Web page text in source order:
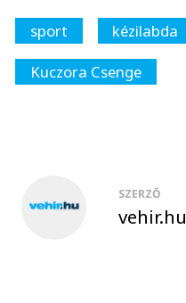
sport kézilabda
Kuczora Csenge
SZERZŐ
vehir.hu